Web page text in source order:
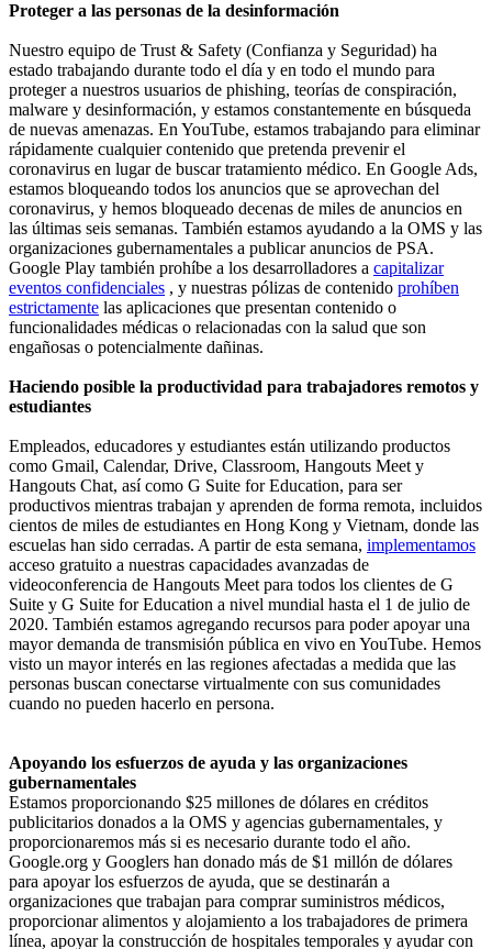
Proteger a las personas de la desinformación
Nuestro equipo de Trust & Safety (Confianza y Seguridad) ha
estado trabajando durante todo el día y en todo el mundo para
proteger a nuestros usuarios de phishing, teorías de conspiración,
malware y desinformación, y estamos constantemente en búsqueda
de nuevas amenazas. En YouTube, estamos trabajando para eliminar
rápidamente cualquier contenido que pretenda prevenir el
coronavirus en lugar de buscar tratamiento médico. En Google Ads,
estamos bloqueando todos los anuncios que se aprovechan del
coronavirus, y hemos bloqueado decenas de miles de anuncios en
las últimas seis semanas. También estamos ayudando a la OMS y las
organizaciones gubernamentales a publicar anuncios de PSA.
Google Play también prohíbe a los desarrolladores a capitalizar
eventos confidenciales , y nuestras pólizas de contenido prohíben
estrictamente las aplicaciones que presentan contenido o
funcionalidades médicas o relacionadas con la salud que son
engañosas o potencialmente dañinas.
Haciendo posible la productividad para trabajadores remotos y
estudiantes
Empleados, educadores y estudiantes están utilizando productos
como Gmail, Calendar, Drive, Classroom, Hangouts Meet y
Hangouts Chat, así como G Suite for Education, para ser
productivos mientras trabajan y aprenden de forma remota, incluidos
cientos de miles de estudiantes en Hong Kong y Vietnam, donde las
escuelas han sido cerradas. A partir de esta semana, implementamos
acceso gratuito a nuestras capacidades avanzadas de
videoconferencia de Hangouts Meet para todos los clientes de G
Suite y G Suite for Education a nivel mundial hasta el 1 de julio de
2020. También estamos agregando recursos para poder apoyar una
mayor demanda de transmisión pública en vivo en YouTube. Hemos
visto un mayor interés en las regiones afectadas a medida que las
personas buscan conectarse virtualmente con sus comunidades
cuando no pueden hacerlo en persona.
Apoyando los esfuerzos de ayuda y las organizaciones
gubernamentales
Estamos proporcionando $25 millones de dólares en créditos
publicitarios donados a la OMS y agencias gubernamentales, y
proporcionaremos más si es necesario durante todo el año.
Google.org y Googlers han donado más de $1 millón de dólares
para apoyar los esfuerzos de ayuda, que se destinarán a
organizaciones que trabajan para comprar suministros médicos,
proporcionar alimentos y alojamiento a los trabajadores de primera
línea, apoyar la construcción de hospitales temporales y ayudar con